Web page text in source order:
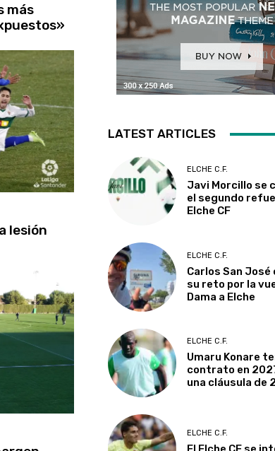
más
lesión
LATEST ARTICLES
ELCHE C.F.
Javi Morcillo se
el segundo
Elche CF
ELCHE C.F.
Carlos San
su reto por la
Dama a Elche
ELCHE C.F.
Umaru Konare
contrato en
una cláusula de
ELCHE C.F.